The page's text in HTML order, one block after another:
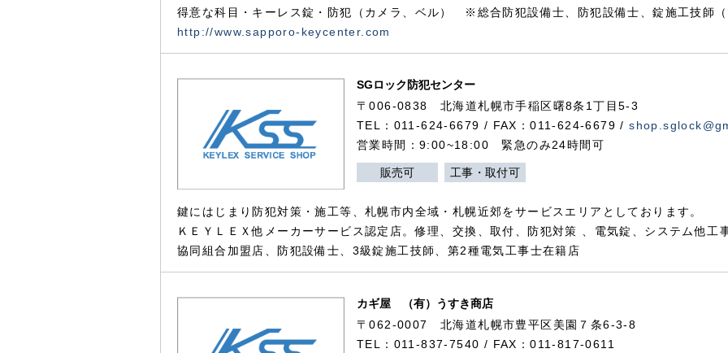
得意な科目・キーレス錠・防犯（カメラ、ベル） ※総合防犯設備士、防犯設備士、錠施工技師
http://www.sapporo-keycenter.com
SGロック防犯センター
〒006-0838 北海道札幌市手稲区曙8条1丁目5-3
TEL：011-624-6679 / FAX：011-624-6679 /
営業時間：9:00~18:00 緊急のみ24時間可
販売可 工事・取付可
鍵にはじまり防犯対策・施工等、札幌市内全域・札幌近郊をサービスエリアとしております。
ＫＥＹＬＥＸ他メーカーサービス認定店。修理、交換、取付、防犯対策 、電気錠、システム他工
協同組合加盟店、防犯設備士、3級錠施工技師、第2種電気工事士在籍店
カギ屋 （有）うすき商店
〒062-0007 北海道札幌市豊平区美園７条6-3-8
TEL：011-837-7540 / FAX：011-817-0611